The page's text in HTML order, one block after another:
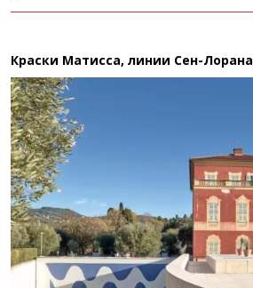
Краски Матисса, линии Сен-Лорана